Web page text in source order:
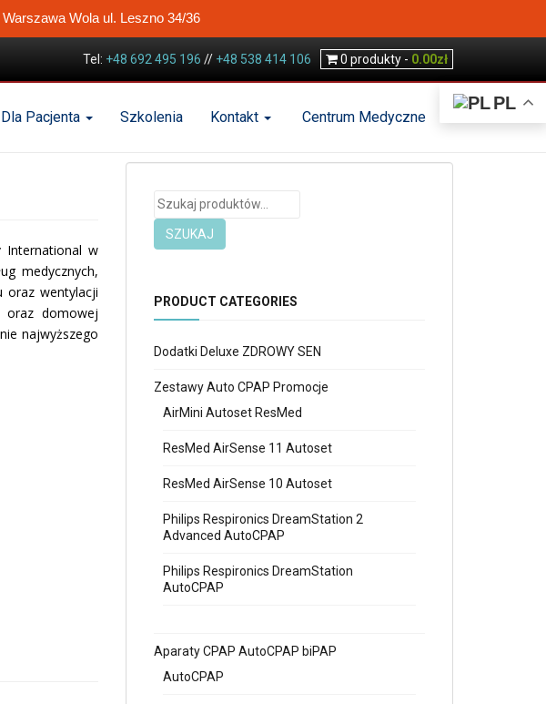
Wola ul. Leszno 34/36
Tel: +48 692 495 196 // +48 538 414 106 0 produkty - 0.00zł
Dla Pacjenta Szkolenia Kontakt Centrum Medyczne
PL
International w
medycznych,
oraz wentylacji
oraz domowej
najwyższego
Szukaj:
SZUKAJ
PRODUCT CATEGORIES
Dodatki Deluxe ZDROWY SEN
Zestawy Auto CPAP Promocje
AirMini Autoset ResMed
ResMed AirSense 11 Autoset
ResMed AirSense 10 Autoset
Philips Respironics DreamStation 2
Advanced AutoCPAP
Philips Respironics DreamStation
AutoCPAP
Aparaty CPAP AutoCPAP biPAP
AutoCPAP